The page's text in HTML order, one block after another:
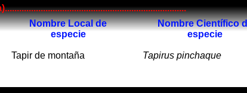
Nombre Local de
especie
Tapir de montaña
Nombre Científico
especie
Tapirus pinchaque